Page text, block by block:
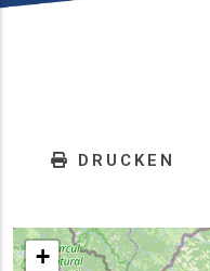
DRUCKEN
+